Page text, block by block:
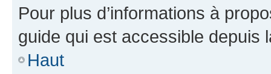
Pour plus d’informations à
guide qui est accessible depuis
Haut